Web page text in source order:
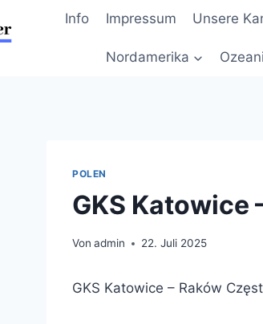
Info Impressum Unsere
Nordamerika
POLEN
GKS Katowice
Von admin 22. Juli 2025
GKS Katowice – Raków